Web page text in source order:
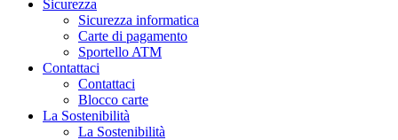
Sicurezza
Sicurezza informatica
Carte di pagamento
Sportello ATM
Contattaci
Contattaci
Blocco carte
La Sostenibilità
La Sostenibilità